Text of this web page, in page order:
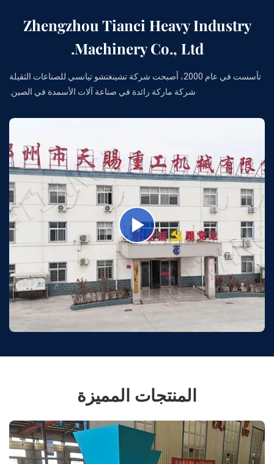
Zhengzhou Tianci Heavy Industry
Machinery Co., Ltd.
تأسست في عام 2000، أصبحت شركة تشينغتشو تيانسي للصناعات الثقيلة
شركة ماركة رائدة في صناعة آلات الأسمدة في الصين.
المنتجات المميزة